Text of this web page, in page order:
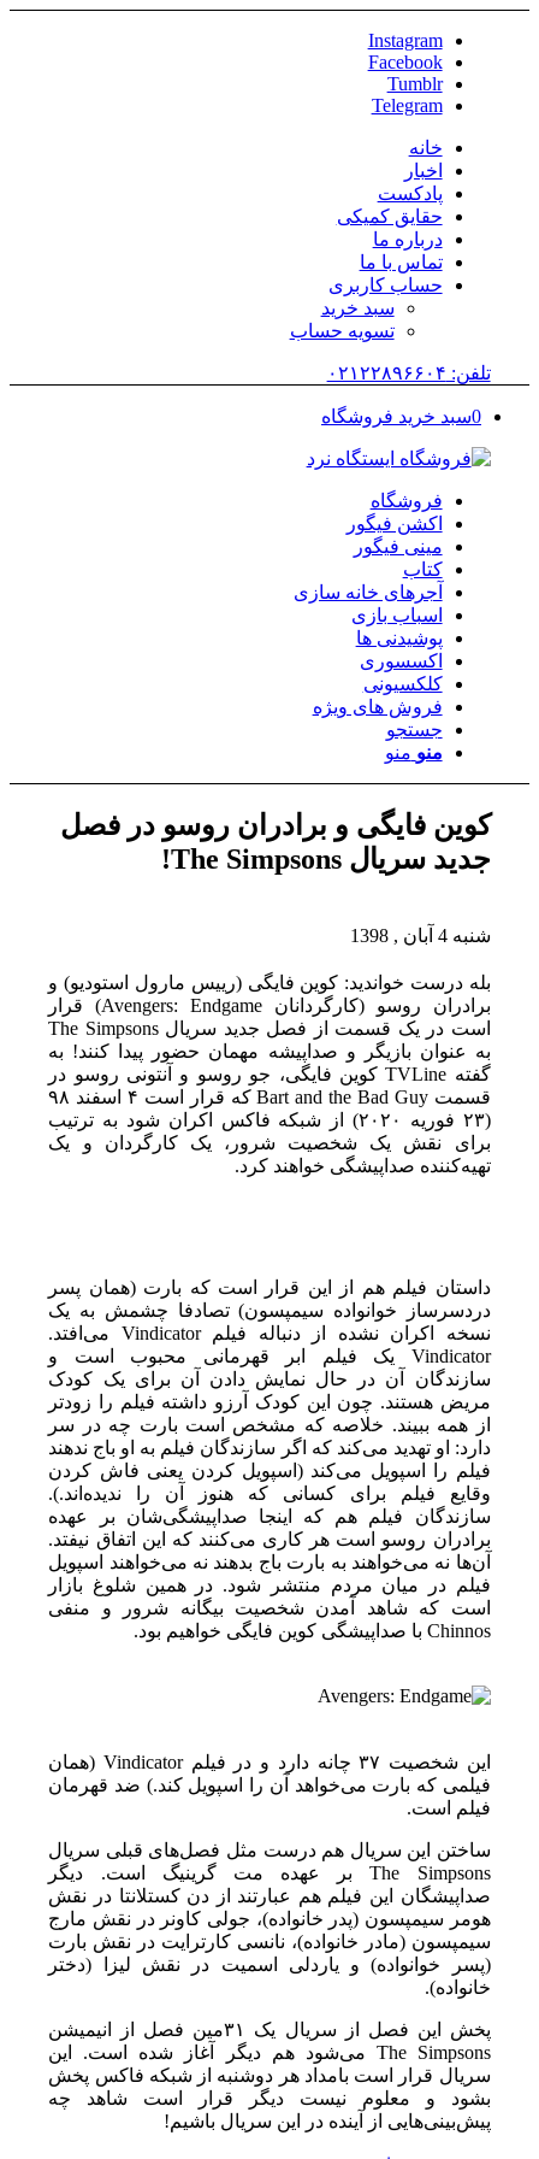
Instagram
Facebook
Tumblr
Telegram
خانه
اخبار
پادکست
حقایق کمیکی
درباره ما
تماس با ما
حساب کاربری
سبد خرید
تسویه حساب
تلفن: ۰۲۱۲۲۸۹۶۶۰۴
0سبد خرید فروشگاه
فروشگاه
اکشن فیگور
مینی فیگور
کتاب
آجرهای خانه سازی
اسباب بازی
پوشیدنی ها
اکسسوری
کلکسیونی
فروش های ویژه
جستجو
منو منو
کوین فایگی و برادران روسو در فصل
جدید سریال The Simpsons!
شنبه 4 آبان , 1398
بله درست خواندید: کوین فایگی (رییس مارول استودیو) و
برادران روسو (کارگردانان Avengers: Endgame) قرار
است در یک قسمت از فصل جدید سریال The Simpsons
به عنوان بازیگر و صداپیشه مهمان حضور پیدا کنند! به
گفته TVLine کوین فایگی، جو روسو و آنتونی روسو در
قسمت Bart and the Bad Guy که قرار است ۴ اسفند ۹۸
(۲۳ فوریه ۲۰۲۰) از شبکه فاکس اکران شود به ترتیب
برای نقش یک شخصیت شرور، یک کارگردان و یک
تهیه‌کننده صداپیشگی خواهند کرد.
داستان فیلم هم از این قرار است که بارت (همان پسر
دردسرساز خوانواده سیمپسون) تصادفا چشمش به یک
نسخه اکران نشده از دنباله فیلم Vindicator می‌افتد.
Vindicator یک فیلم ابر قهرمانی محبوب است و
سازندگان آن در حال نمایش دادن آن برای یک کودک
مریض هستند. چون این کودک آرزو داشته فیلم را زودتر
از همه ببیند. خلاصه که مشخص است بارت چه در سر
دارد: او تهدید می‌کند که اگر سازندگان فیلم به او باج ندهند
فیلم را اسپویل می‌کند (اسپویل کردن یعنی فاش کردن
وقایع فیلم برای کسانی که هنوز آن را ندیده‌اند.).
سازندگان فیلم هم که اینجا صداپیشگی‌شان بر عهده
برادران روسو است هر کاری می‌کنند که این اتفاق نیفتد.
آن‌ها نه می‌خواهند به بارت باج بدهند نه می‌خواهند اسپویل
فیلم در میان مردم منتشر شود. در همین شلوغ بازار
است که شاهد آمدن شخصیت بیگانه شرور و منفی
Chinnos با صداپیشگی کوین فایگی خواهیم بود.
این شخصیت ۳۷ چانه دارد و در فیلم Vindicator (همان
فیلمی که بارت می‌خواهد آن را اسپویل کند.) ضد قهرمان
فیلم است.
ساختن این سریال هم درست مثل فصل‌های قبلی سریال
The Simpsons بر عهده مت گرینیگ است. دیگر
صداپیشگان این فیلم هم عبارتند از دن کستلانتا در نقش
هومر سیمپسون (پدر خانواده)، جولی کاونر در نقش مارج
سیمپسون (مادر خانواده)، نانسی کارترایت در نقش بارت
(پسر خوانواده) و یاردلی اسمیت در نقش لیزا (دختر
خانواده).
پخش این فصل از سریال یک ۳۱مین فصل از انیمیشن
The Simpsons می‌شود هم دیگر آغاز شده است. این
سریال قرار است بامداد هر دوشنبه از شبکه فاکس پخش
بشود و معلوم نیست دیگر قرار است شاهد چه
پیش‌بینی‌هایی از آینده در این سریال باشیم!